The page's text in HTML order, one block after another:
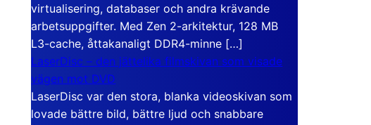
virtualisering, databaser och andra krävande
arbetsuppgifter. Med Zen 2-arkitektur, 128 MB
L3-cache, åttakanaligt DDR4-minne […]
LaserDisc – den jättelika filmskivan som visade
vägen mot DVD
LaserDisc var den stora, blanka videoskivan som
lovade bättre bild, bättre ljud och snabbare